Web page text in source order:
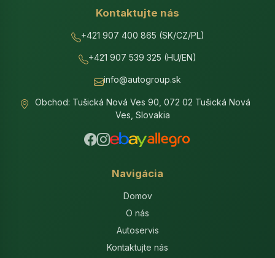
Kontaktujte nás
+421 907 400 865 (SK/CZ/PL)
+421 907 539 325 (HU/EN)
info@autogroup.sk
Obchod: Tušická Nová Ves 90, 072 02 Tušická Nová
Ves, Slovakia
Navigácia
Domov
O nás
Autoservis
Kontaktujte nás